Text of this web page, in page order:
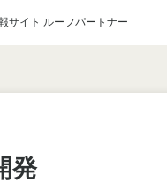
サイト ルーフパートナー
発